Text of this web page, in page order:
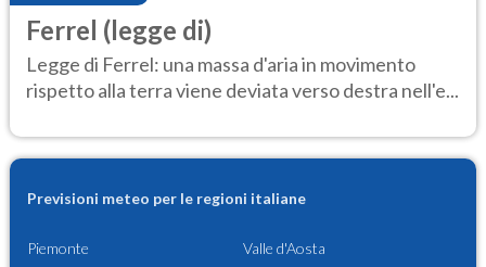
Ferrel (legge di)
Legge di Ferrel: una massa d'aria in movimento
rispetto alla terra viene deviata verso destra nell'e...
Previsioni meteo per le regioni italiane
Piemonte Valle d'Aosta